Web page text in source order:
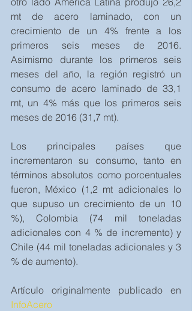
mt de acero laminado, con un
crecimiento de un 4% frente a los
primeros seis meses de 2016.
Asimismo durante los primeros seis
meses del año, la región registró un
consumo de acero laminado de 33,1
mt, un 4% más que los primeros seis
meses de 2016 (31,7 mt).
Los principales países que
incrementaron su consumo, tanto en
términos absolutos como porcentuales
fueron, México (1,2 mt adicionales lo
que supuso un crecimiento de un 10
%), Colombia (74 mil toneladas
adicionales con 4 % de incremento) y
Chile (44 mil toneladas adicionales y 3
% de aumento).
InfoAcero